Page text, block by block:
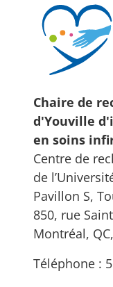
Chaire de
d'Youville
en soins
Centre de
de
Pavillon S,
850, rue
Montréal,
Téléphone :